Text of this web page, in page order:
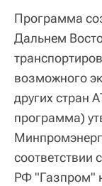
Программа
Дальнем
возможного
других стран
программа)
соответствии
РФ "Газпром"